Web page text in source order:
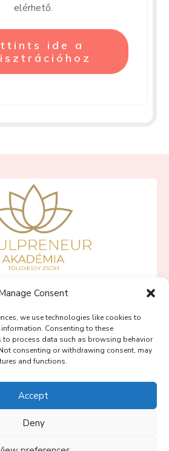
Consent
we use technologies like cookies to
Consenting to these
process data such as browsing behavior
consenting or withdrawing consent, may
and functions.
Accept
Deny
elérhető.
ide a
LOTUS PROGRAM
BLOG
RÓLAM
KAPCSOLAT